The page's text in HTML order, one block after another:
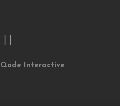
Qode Interactive